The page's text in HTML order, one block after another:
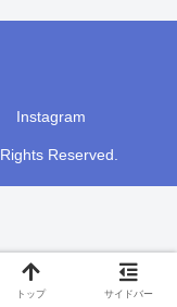
Instagram
Reserved.
トップ サイドバー